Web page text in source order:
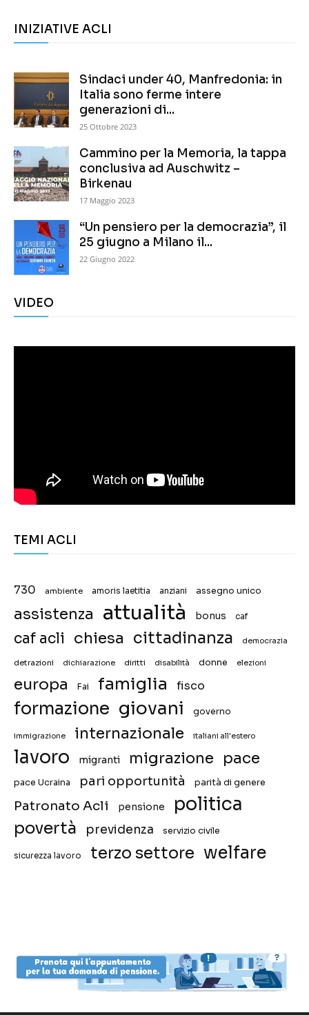
INIZIATIVE ACLI
Sindaci under 40, Manfredonia: in
Italia sono ferme intere
generazioni di...
25 Ottobre 2023
Cammino per la Memoria, la tappa
conclusiva ad Auschwitz –
Birkenau
17 Maggio 2023
“Un pensiero per la democrazia”, il
25 giugno a Milano il...
22 Giugno 2022
VIDEO
TEMI ACLI
730 ambiente amoris laetitia anziani assegno unico
assistenza attualità bonus caf
caf acli chiesa cittadinanza democrazia
detrazioni dichiarazione diritti disabilità donne elezioni
europa Fai famiglia fisco
formazione giovani governo
immigrazione internazionale italiani all'estero
lavoro migranti migrazione pace
pace Ucraina pari opportunità parità di genere
Patronato Acli pensione politica
povertà previdenza servizio civile
sicurezza lavoro terzo settore welfare